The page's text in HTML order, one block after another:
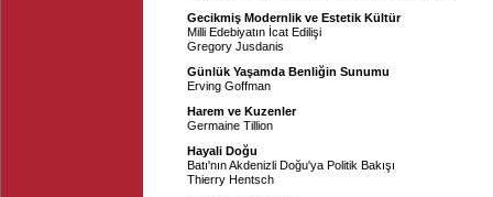
Gecikmiş Modernlik ve Estetik Kültür
Milli Edebiyatın İcat Edilişi
Gregory Jusdanis
Günlük Yaşamda Benliğin Sunumu
Erving Goffman
Harem ve Kuzenler
Germaine Tillion
Hayali Doğu
Batı'nın Akdenizli Doğu'ya Politik Bakışı
Thierry Hentsch